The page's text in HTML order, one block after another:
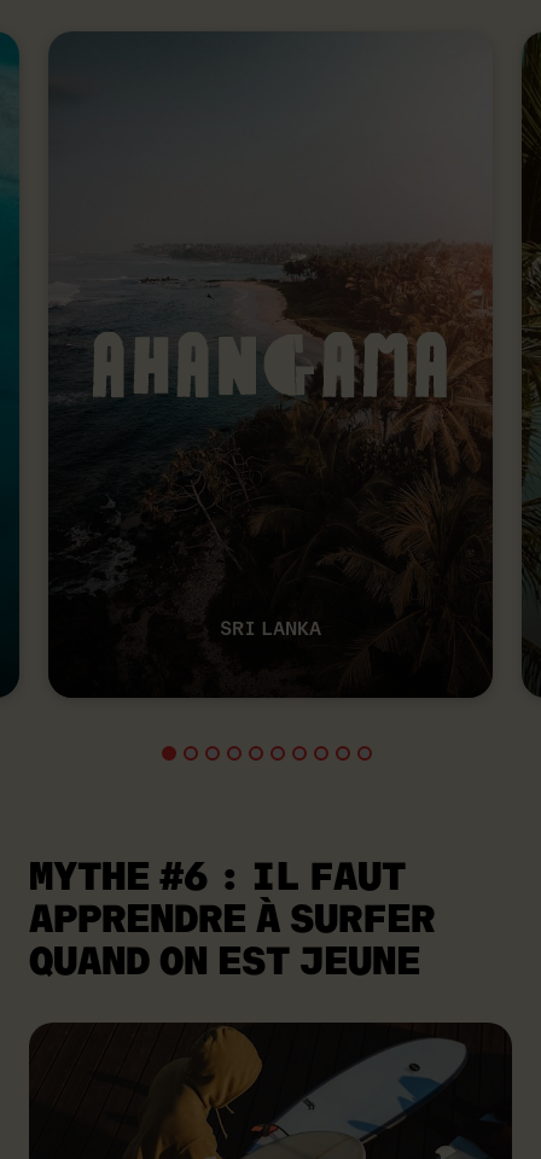
SRI LANKA
MYTHE #6 : IL FAUT
APPRENDRE À SURFER
QUAND ON EST JEUNE